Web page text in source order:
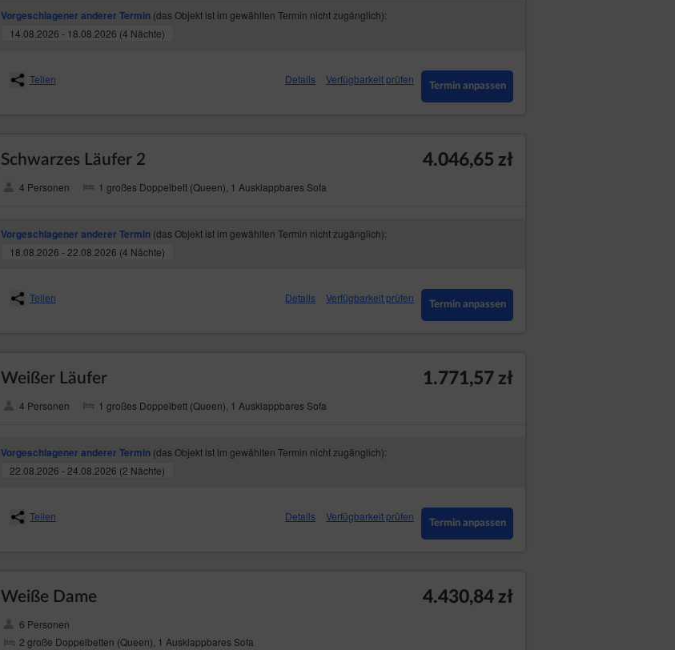
Vorgeschlagener anderer Termin (das Objekt ist im gewählten Termin nicht zugänglich):
14.08.2026 - 18.08.2026 (4 Nächte)
Teilen Details Verfügbarkeit prüfen
Termin anpassen
Schwarzes Läufer 2
4 Personen 1 großes Doppelbett (Queen), 1 Ausklappbares Sofa
4.046,65 zł
Vorgeschlagener anderer Termin (das Objekt ist im gewählten Termin nicht zugänglich):
18.08.2026 - 22.08.2026 (4 Nächte)
Teilen Details Verfügbarkeit prüfen
Termin anpassen
Weißer Läufer
4 Personen 1 großes Doppelbett (Queen), 1 Ausklappbares Sofa
1.771,57 zł
Vorgeschlagener anderer Termin (das Objekt ist im gewählten Termin nicht zugänglich):
22.08.2026 - 24.08.2026 (2 Nächte)
Teilen Details Verfügbarkeit prüfen
Termin anpassen
Weiße Dame
6 Personen
2 große Doppelbetten (Queen), 1 Ausklappbares Sofa
4.430,84 zł